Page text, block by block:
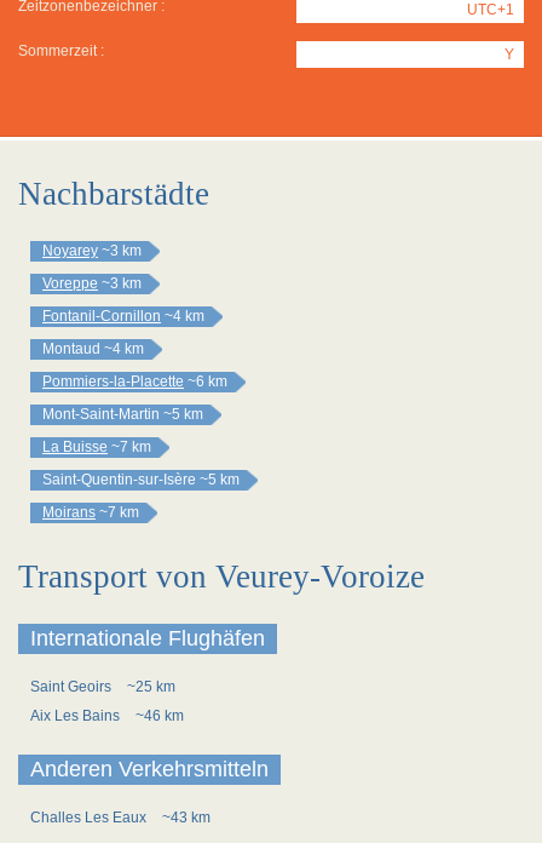
Zeitzonenbezeichner : UTC+1
Sommerzeit : Y
Nachbarstädte
Noyarey ~3 km
Voreppe ~3 km
Fontanil-Cornillon ~4 km
Montaud ~4 km
Pommiers-la-Placette ~6 km
Mont-Saint-Martin ~5 km
La Buisse ~7 km
Saint-Quentin-sur-Isère ~5 km
Moirans ~7 km
Transport von Veurey-Voroize
Internationale Flughäfen
Saint Geoirs
~25 km
Aix Les Bains
~46 km
Anderen Verkehrsmitteln
Challes Les Eaux ~43 km